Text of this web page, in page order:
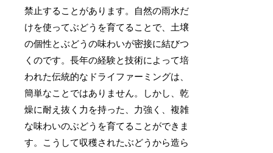
禁止することがあります。自然の雨水だ
けを使ってぶどうを育てることで、土壌
の個性とぶどうの味わいが密接に結びつ
くのです。長年の経験と技術によって培
われた伝統的なドライファーミングは、
簡単なことではありません。しかし、乾
燥に耐え抜く力を持った、力強く、複雑
な味わいのぶどうを育てることができま
す。こうして収穫されたぶどうから造ら